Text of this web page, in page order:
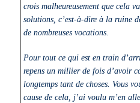
crois malheureusement que cela
solutions, c’est-à-dire à la ruine
de nombreuses vocations.
Pour tout ce qui est en train
repens un millier de fois d’avoir
longtemps tant de choses. Vous
cause de cela, j’ai voulu m’en